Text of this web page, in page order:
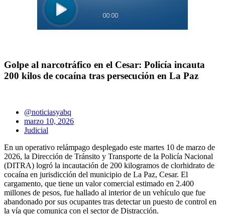
Golpe al narcotráfico en el Cesar: Policía incauta
200 kilos de cocaína tras persecución en La Paz
@noticiasyabq
marzo 10, 2026
Judicial
En un operativo relámpago desplegado este martes 10 de marzo de
2026, la Dirección de Tránsito y Transporte de la Policía Nacional
(DITRA) logró la incautación de 200 kilogramos de clorhidrato de
cocaína en jurisdicción del municipio de La Paz, Cesar. El
cargamento, que tiene un valor comercial estimado en 2.400
millones de pesos, fue hallado al interior de un vehículo que fue
abandonado por sus ocupantes tras detectar un puesto de control en
la vía que comunica con el sector de Distracción.